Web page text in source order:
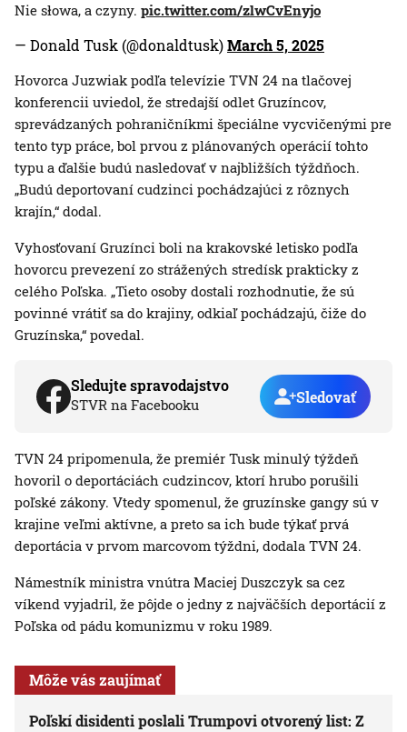
Nie słowa, a czyny. pic.twitter.com/zlwCvEnyjo
— Donald Tusk (@donaldtusk)March 5, 2025
Hovorca Juzwiak podľa televízie TVN 24 na tlačovej
konferencii uviedol, že stredajší odlet Gruzíncov,
sprevádzaných pohraničníkmi špeciálne vycvičenými pre
tento typ práce, bol prvou z plánovaných operácií tohto
typu a ďalšie budú nasledovať v najbližších týždňoch.
„Budú deportovaní cudzinci pochádzajúci z rôznych
krajín,“ dodal.
Vyhosťovaní Gruzínci boli na krakovské letisko podľa
hovorcu prevezení zo strážených stredísk prakticky z
celého Poľska. „Tieto osoby dostali rozhodnutie, že sú
povinné vrátiť sa do krajiny, odkiaľ pochádzajú, čiže do
Gruzínska,“ povedal.
Sledujte spravodajstvo
STVR na Facebooku Sledovať
TVN 24 pripomenula, že premiér Tusk minulý týždeň
hovoril o deportáciách cudzincov, ktorí hrubo porušili
poľské zákony. Vtedy spomenul, že gruzínske gangy sú v
krajine veľmi aktívne, a preto sa ich bude týkať prvá
deportácia v prvom marcovom týždni, dodala TVN 24.
Námestník ministra vnútra Maciej Duszczyk sa cez
víkend vyjadril, že pôjde o jedny z najväčších deportácií z
Poľska od pádu komunizmu v roku 1989.
Môže vás zaujímať
Poľskí disidenti poslali Trumpovi otvorený list: Z